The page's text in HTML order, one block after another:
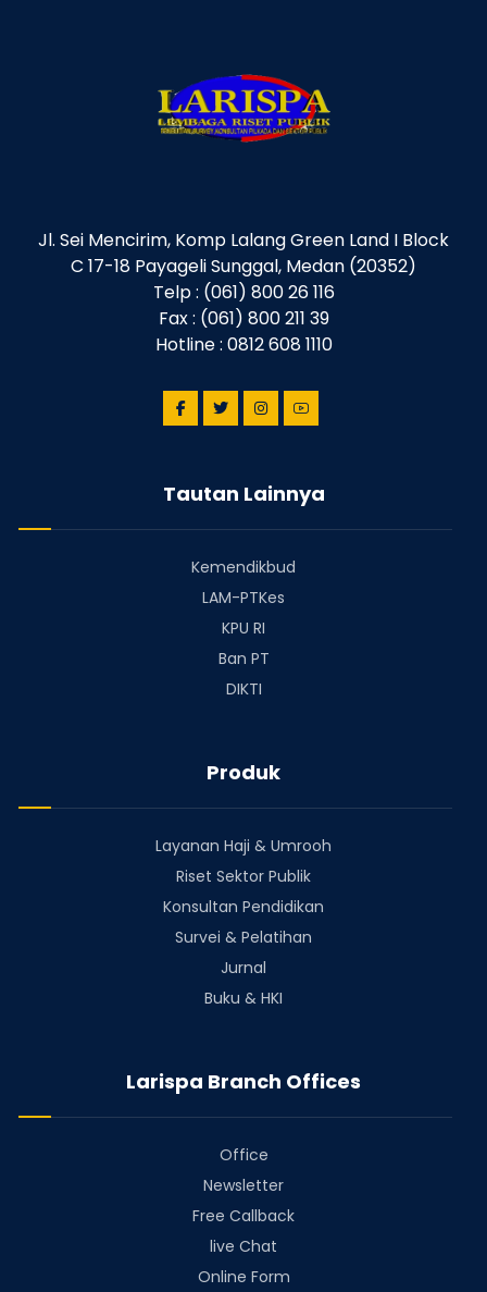
Jl. Sei Mencirim, Komp Lalang Green Land I Block
C 17-18 Payageli Sunggal, Medan (20352)
Telp : (061) 800 26 116
Fax : (061) 800 211 39
Hotline : 0812 608 1110
Tautan Lainnya
Kemendikbud
LAM-PTKes
KPU RI
Ban PT
DIKTI
Produk
Layanan Haji & Umrooh
Riset Sektor Publik
Konsultan Pendidikan
Survei & Pelatihan
Jurnal
Buku & HKI
Larispa Branch Offices
Office
Newsletter
Free Callback
live Chat
Online Form